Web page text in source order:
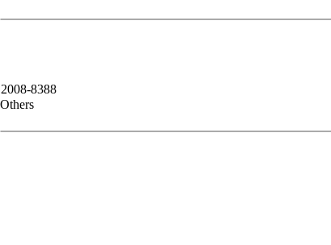
2008-8388
Others